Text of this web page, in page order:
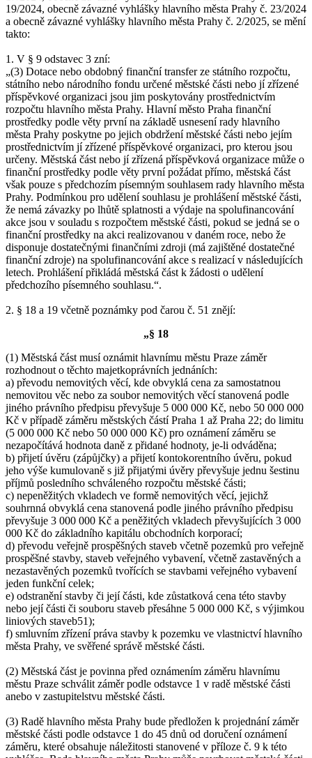
1. V § 9 odstavec 3 zní:
„(3) Dotace nebo obdobný finanční transfer ze státního rozpočtu,
státního nebo národního fondu určené městské části nebo jí zřízené
příspěvkové organizaci jsou jim poskytovány prostřednictvím
rozpočtu hlavního města Prahy. Hlavní město Praha finanční
prostředky podle věty první na základě usnesení rady hlavního
města Prahy poskytne po jejich obdržení městské části nebo jejím
prostřednictvím jí zřízené příspěvkové organizaci, pro kterou jsou
určeny. Městská část nebo jí zřízená příspěvková organizace může o
finanční prostředky podle věty první požádat přímo, městská část
však pouze s předchozím písemným souhlasem rady hlavního města
Prahy. Podmínkou pro udělení souhlasu je prohlášení městské části,
že nemá závazky po lhůtě splatnosti a výdaje na spolufinancování
akce jsou v souladu s rozpočtem městské části, pokud se jedná se o
finanční prostředky na akci realizovanou v daném roce, nebo že
disponuje dostatečnými finančními zdroji (má zajištěné dostatečné
finanční zdroje) na spolufinancování akce s realizací v následujících
letech. Prohlášení přikládá městská část k žádosti o udělení
předchozího písemného souhlasu.“.
2. § 18 a 19 včetně poznámky pod čarou č. 51 znějí:
„§ 18
(1) Městská část musí oznámit hlavnímu městu Praze záměr
rozhodnout o těchto majetkoprávních jednáních:
a) převodu nemovitých věcí, kde obvyklá cena za samostatnou
nemovitou věc nebo za soubor nemovitých věcí stanovená podle
jiného právního předpisu převyšuje 5 000 000 Kč, nebo 50 000 000
Kč v případě záměru městských částí Praha 1 až Praha 22; do limitu
(5 000 000 Kč nebo 50 000 000 Kč) pro oznámení záměru se
nezapočítává hodnota daně z přidané hodnoty, je-li odváděna;
b) přijetí úvěru (zápůjčky) a přijetí kontokorentního úvěru, pokud
jeho výše kumulovaně s již přijatými úvěry převyšuje jednu šestinu
příjmů posledního schváleného rozpočtu městské části;
c) nepeněžitých vkladech ve formě nemovitých věcí, jejichž
souhrnná obvyklá cena stanovená podle jiného právního předpisu
převyšuje 3 000 000 Kč a peněžitých vkladech převyšujících 3 000
000 Kč do základního kapitálu obchodních korporací;
d) převodu veřejně prospěšných staveb včetně pozemků pro veřejně
prospěšné stavby, staveb veřejného vybavení, včetně zastavěných a
nezastavěných pozemků tvořících se stavbami veřejného vybavení
jeden funkční celek;
e) odstranění stavby či její části, kde zůstatková cena této stavby
nebo její části či souboru staveb přesáhne 5 000 000 Kč, s výjimkou
liniových staveb51);
f) smluvním zřízení práva stavby k pozemku ve vlastnictví hlavního
města Prahy, ve svěřené správě městské části.
(2) Městská část je povinna před oznámením záměru hlavnímu
městu Praze schválit záměr podle odstavce 1 v radě městské části
anebo v zastupitelstvu městské části.
(3) Radě hlavního města Prahy bude předložen k projednání záměr
městské části podle odstavce 1 do 45 dnů od doručení oznámení
záměru, které obsahuje náležitosti stanovené v příloze č. 9 k této